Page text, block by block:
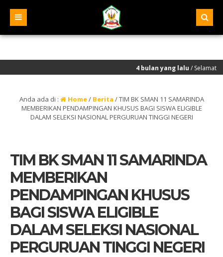
4 bulan yang lalu/ Selamat kepada
Anda ada di : Home/ Berita /TIM BK SMAN 11 SAMARINDA
MEMBERIKAN PENDAMPINGAN KHUSUS BAGI SISWA ELIGIBLE
DALAM SELEKSI NASIONAL PERGURUAN TINGGI NEGERI
TIM BK SMAN 11 SAMARINDA
MEMBERIKAN
PENDAMPINGAN KHUSUS
BAGI SISWA ELIGIBLE
DALAM SELEKSI NASIONAL
PERGURUAN TINGGI NEGERI